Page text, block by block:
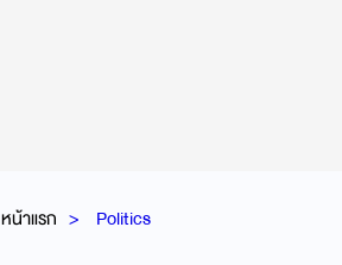
หน้าแรก Politics